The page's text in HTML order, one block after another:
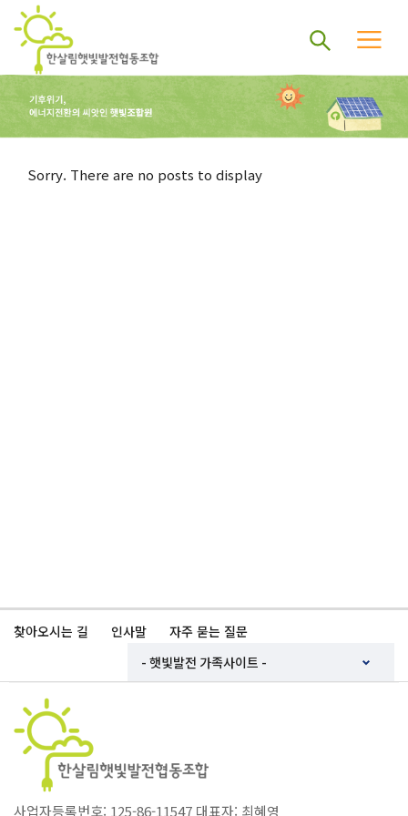
Sorry. There are no posts to display
찾아오시는 길 인사말 자주 묻는 질문
사업자등록번호: 125-86-11547 대표자: 최혜영